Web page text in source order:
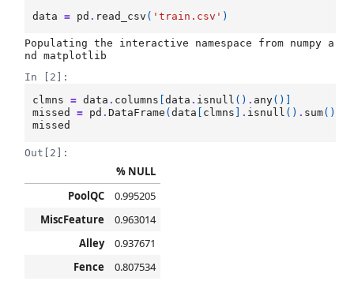
data = pd . read_csv ( 'train.csv' )
Populating the interactive namespace from numpy a
In [2]:
clmns
= data . columns [data . isnull () . any()]
missed
= pd .DataFrame (data clmns . isnull () . sum()
missed
Out[2]:
% NULL
PoolQC
0.995205
MiscFeature
0.963014
Alley
0.937671
Fence
0.807534